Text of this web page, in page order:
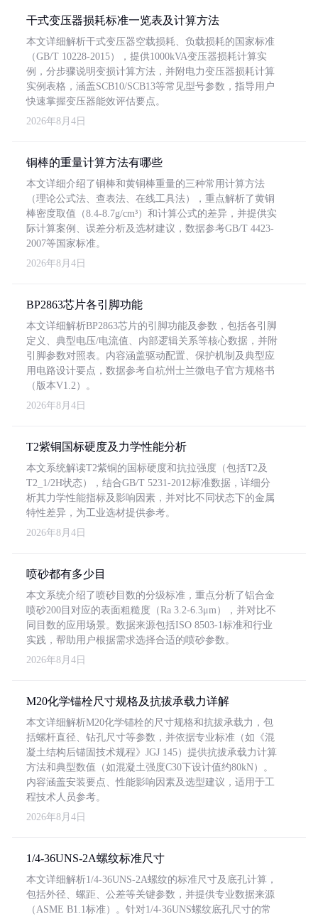
干式变压器损耗标准一览表及计算方法
本文详细解析干式变压器空载损耗、负载损耗的国家标准
（GB/T 10228-2015），提供1000kVA变压器损耗计算实
例，分步骤说明变损计算方法，并附电力变压器损耗计算
实例表格，涵盖SCB10/SCB13等常见型号参数，指导用户
快速掌握变压器能效评估要点。
2026年8月4日
铜棒的重量计算方法有哪些
本文详细介绍了铜棒和黄铜棒重量的三种常用计算方法
（理论公式法、查表法、在线工具法），重点解析了黄铜
棒密度取值（8.4-8.7g/cm³）和计算公式的差异，并提供实
际计算案例、误差分析及选材建议，数据参考GB/T 4423-
2007等国家标准。
2026年8月4日
BP2863芯片各引脚功能
本文详细解析BP2863芯片的引脚功能及参数，包括各引脚
定义、典型电压/电流值、内部逻辑关系等核心数据，并附
引脚参数对照表。内容涵盖驱动配置、保护机制及典型应
用电路设计要点，数据参考自杭州士兰微电子官方规格书
（版本V1.2）。
2026年8月4日
T2紫铜国标硬度及力学性能分析
本文系统解读T2紫铜的国标硬度和抗拉强度（包括T2及
T2_1/2H状态），结合GB/T 5231-2012标准数据，详细分
析其力学性能指标及影响因素，并对比不同状态下的金属
特性差异，为工业选材提供参考。
2026年8月4日
喷砂都有多少目
本文系统介绍了喷砂目数的分级标准，重点分析了铝合金
喷砂200目对应的表面粗糙度（Ra 3.2-6.3μm），并对比不
同目数的应用场景。数据来源包括ISO 8503-1标准和行业
实践，帮助用户根据需求选择合适的喷砂参数。
2026年8月4日
M20化学锚栓尺寸规格及抗拔承载力详解
本文详细解析M20化学锚栓的尺寸规格和抗拔承载力，包
括螺杆直径、钻孔尺寸等参数，并依据专业标准（如《混
凝土结构后锚固技术规程》JGJ 145）提供抗拔承载力计算
方法和典型数值（如混凝土强度C30下设计值约80kN）。
内容涵盖安装要点、性能影响因素及选型建议，适用于工
程技术人员参考。
2026年8月4日
1/4-36UNS-2A螺纹标准尺寸
本文详细解析1/4-36UNS-2A螺纹的标准尺寸及底孔计算，
包括外径、螺距、公差等关键参数，并提供专业数据来源
（ASME B1.1标准）。针对1/4-36UNS螺纹底孔尺寸的常